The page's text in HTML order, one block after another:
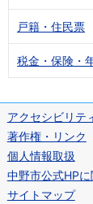
戸籍・住民票
税金・保険・
アクセシビリテ
著作権・リンク
個人情報取扱
中野市公式HP
サイトマップ